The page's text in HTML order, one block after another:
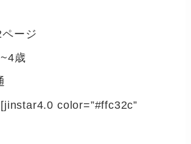
ージ
歳
color=”#ffc32c”